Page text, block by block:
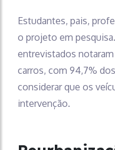
Estudantes, pais,
o projeto em
entrevistados
carros, com 94,7%
considerar que os
intervenção.